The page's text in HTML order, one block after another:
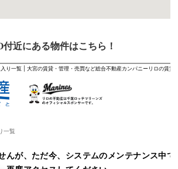
近にある物件はこちら！